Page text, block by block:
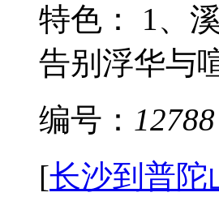
特色： 1、
告别浮华与
编号： 12788
[长沙到普陀